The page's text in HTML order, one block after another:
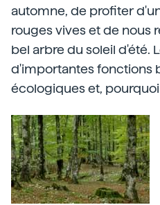
automne, de profiter
rouges vives et de nous
bel arbre du soleil d'été.
d'importantes fonctions
écologiques et, pourquoi